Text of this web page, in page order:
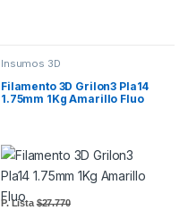
Insumos 3D
Filamento 3D Grilon3 Pla14
1.75mm 1Kg Amarillo Fluo
P. Lista$27.770